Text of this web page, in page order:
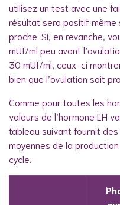
utilisez un test avec une
résultat sera positif même
proche. Si, en revanche,
mUI/ml peu avant
30 mUI/ml, ceux-ci
bien que l’ovulation soit
Comme pour toutes les
valeurs de l’hormone LH
tableau suivant fournit
moyennes de la
cycle.